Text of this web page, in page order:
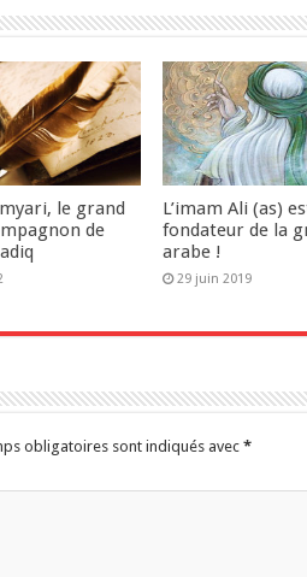
le grand
de
L’imam Ali (as)
fondateur de la
arabe !
29 juin 2019
obligatoires sont indiqués avec*